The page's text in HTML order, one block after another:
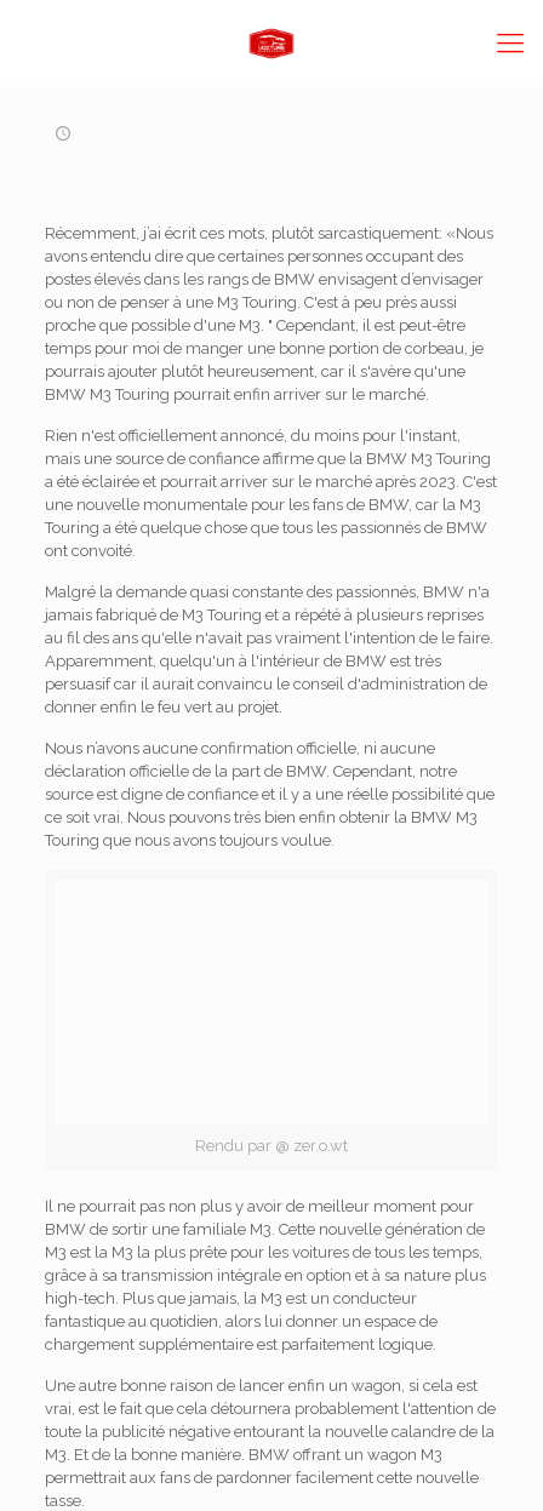
Récemment, j’ai écrit ces mots, plutôt sarcastiquement: «Nous
avons entendu dire que certaines personnes occupant des
postes élevés dans les rangs de BMW envisagent d’envisager
ou non de penser à une M3 Touring. C'est à peu près aussi
proche que possible d'une M3. " Cependant, il est peut-être
temps pour moi de manger une bonne portion de corbeau, je
pourrais ajouter plutôt heureusement, car il s'avère qu'une
BMW M3 Touring pourrait enfin arriver sur le marché.
Rien n'est officiellement annoncé, du moins pour l'instant,
mais une source de confiance affirme que la BMW M3 Touring
a été éclairée et pourrait arriver sur le marché après 2023. C'est
une nouvelle monumentale pour les fans de BMW, car la M3
Touring a été quelque chose que tous les passionnés de BMW
ont convoité.
Malgré la demande quasi constante des passionnés, BMW n'a
jamais fabriqué de M3 Touring et a répété à plusieurs reprises
au fil des ans qu'elle n'avait pas vraiment l'intention de le faire.
Apparemment, quelqu'un à l'intérieur de BMW est très
persuasif car il aurait convaincu le conseil d'administration de
donner enfin le feu vert au projet.
Nous n’avons aucune confirmation officielle, ni aucune
déclaration officielle de la part de BMW. Cependant, notre
source est digne de confiance et il y a une réelle possibilité que
ce soit vrai. Nous pouvons très bien enfin obtenir la BMW M3
Touring que nous avons toujours voulue.
Rendu par @ zer.o.wt
Il ne pourrait pas non plus y avoir de meilleur moment pour
BMW de sortir une familiale M3. Cette nouvelle génération de
M3 est la M3 la plus prête pour les voitures de tous les temps,
grâce à sa transmission intégrale en option et à sa nature plus
high-tech. Plus que jamais, la M3 est un conducteur
fantastique au quotidien, alors lui donner un espace de
chargement supplémentaire est parfaitement logique.
Une autre bonne raison de lancer enfin un wagon, si cela est
vrai, est le fait que cela détournera probablement l'attention de
toute la publicité négative entourant la nouvelle calandre de la
M3. Et de la bonne manière. BMW offrant un wagon M3
permettrait aux fans de pardonner facilement cette nouvelle
tasse.